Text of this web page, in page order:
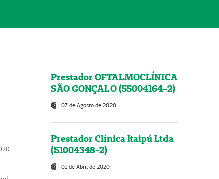
Prestador OFTALMOCLÍNICA
SÃO GONÇALO (55004164-2)
07 de Agosto de 2020
Prestador Clínica Itaipú Ltda
(51004348-2)
01 de Abril de 2020